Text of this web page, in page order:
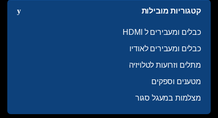
קטגוריות מובילות
כבלים ומעבירים ל HDMI
כבלים ומעבירים לאודיו
מתלים וזרועות לטלויזיה
מטענים וספקים
מצלמות במעגל סגור